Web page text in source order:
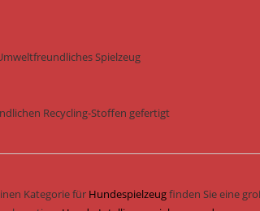
Spielzeug
Recycling-Stoffen gefertigt
Kategorie für Hundespielzeugfinden Sie eine